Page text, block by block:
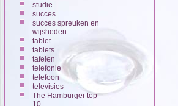
studie
succes
succes spreuken en
wijsheden
tablet
tablets
tafelen
telefonie
telefoon
televisies
The Hamburger top
10